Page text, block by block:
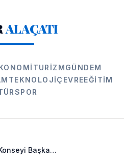
ALAÇATI
TURIZMGÜNDEM
TEKNOLOJIÇEVREEĞITIM
SPOR
Ahmet Güler, Çeşme Kent Konseyi Başkanlığı'na Yeniden Seçildi